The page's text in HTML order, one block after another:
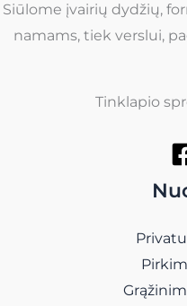
Siūlome įvairių dydžių,
namams, tiek verslui,
Tinklapio